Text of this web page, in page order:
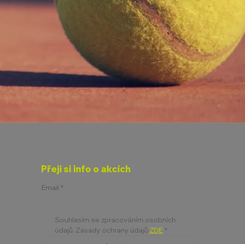
Přeji si info o akcích
Email *
Souhlasím se zpracováním osobních
údajů. Zásady ochrany údajů ZDE *